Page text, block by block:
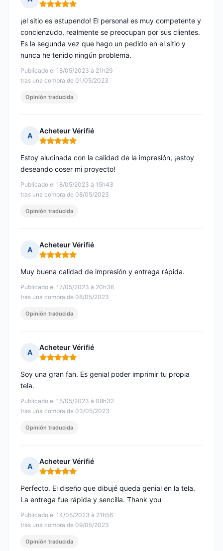
Nota: 5 de 5
Publicado el 18/05/2023 à 21h29
tras una compra de 01/05/2023
¡el sitio es estupendo! El personal es muy competente y
concienzudo, realmente se preocupan por sus clientes.
Es la segunda vez que hago un pedido en el sitio y
nunca he tenido ningún problema.
Opinión traducida
A
Acheteur Vérifié
Nota: 5 de 5
Publicado el 18/05/2023 à 15h43
tras una compra de 08/05/2023
Estoy alucinada con la calidad de la impresión, ¡estoy
deseando coser mi proyecto!
Opinión traducida
A
Acheteur Vérifié
Nota: 5 de 5
Publicado el 17/05/2023 à 20h36
tras una compra de 08/05/2023
Muy buena calidad de impresión y entrega rápida.
Opinión traducida
A
Acheteur Vérifié
Nota: 5 de 5
Publicado el 15/05/2023 à 08h32
tras una compra de 03/05/2023
Soy una gran fan. Es genial poder imprimir tu propia
tela.
Opinión traducida
A
Acheteur Vérifié
Nota: 5 de 5
Publicado el 14/05/2023 à 21h56
tras una compra de 09/05/2023
Perfecto. El diseño que dibujé queda genial en la tela.
La entrega fue rápida y sencilla. Thank you
Opinión traducida